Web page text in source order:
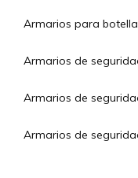
Armarios para
Armarios de
Armarios de
Armarios de